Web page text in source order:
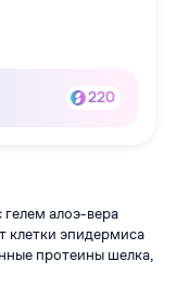
220
алоэ-вера
клетки эпидермиса
протеины шелка,